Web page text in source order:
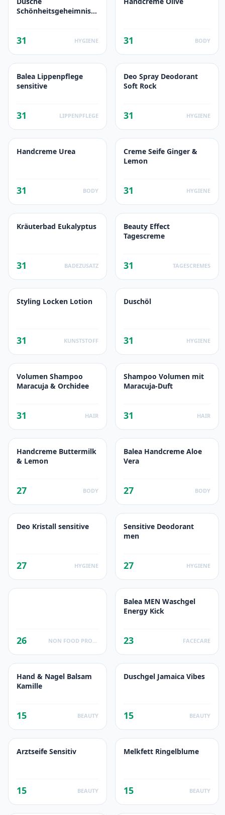
Schönheitsgeheimnisse
31 HYGIENE 31 BODY
Balea Lippenpflege
sensitive
31 LIPPENPFLEGE
Deo Spray Deodorant
Soft Rock
31 HYGIENE
Handcreme Urea
31 BODY
Creme Seife Ginger &
Lemon
31 HYGIENE
Kräuterbad Eukalyptus
31 BADEZUSATZ
Beauty Effect
Tagescreme
31 TAGESCREMES
Styling Locken Lotion
31 KUNSTSTOFF
Duschöl
31 HYGIENE
Volumen Shampoo
Maracuja & Orchidee
31 HAIR
Shampoo Volumen mit
Maracuja-Duft
31 HAIR
Handcreme Buttermilk
& Lemon
27 BODY
Balea Handcreme Aloe
Vera
27 BODY
Deo Kristall sensitive
27 HYGIENE
Sensitive Deodorant
men
27 HYGIENE
26
Balea MEN Waschgel
Energy Kick
23 FACECARE
Hand & Nagel Balsam
Kamille
15 BEAUTY
Duschgel Jamaica Vibes
15 BEAUTY
Arztseife Sensitiv
15 BEAUTY
Melkfett Ringelblume
15 BEAUTY